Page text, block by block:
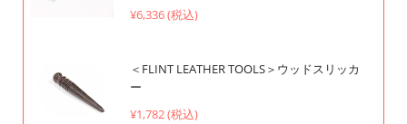
¥6,336 (税込)
＜FLINT LEATHER TOOLS＞ウッドスリッカ
ー
¥1,782 (税込)